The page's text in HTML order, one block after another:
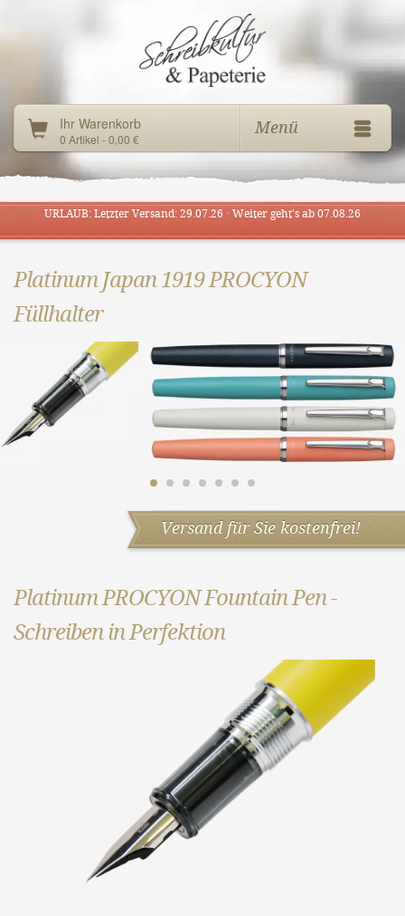
Ihr Warenkorb
0 Artikel - 0,00 €
Menü
URLAUB: Letzter Versand: 29.07.26 · Weiter geht's ab 07.08.26
Platinum Japan 1919 PROCYON
Füllhalter
Versand für Sie kostenfrei!
Platinum PROCYON Fountain Pen -
Schreiben in Perfektion